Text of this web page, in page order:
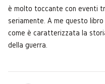
è molto toccante con eventi
seriamente. A me questo
come è caratterizzata la
della guerra.